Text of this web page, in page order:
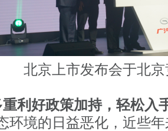
北京上市发布会于北
重利好政策加持，轻松入
环境的日益恶化，近些